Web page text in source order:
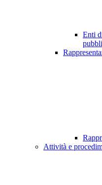
Enti
Attività e